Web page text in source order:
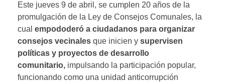
Este jueves 9 de abril, se cumplen 20 años de la
promulgación de la Ley de Consejos Comunales, la
cual empododeró a ciudadanos para organizar
consejos vecinales que inicien y supervisen
políticas y proyectos de desarrollo
comunitario, impulsando la participación popular,
funcionando como una unidad anticorrupción